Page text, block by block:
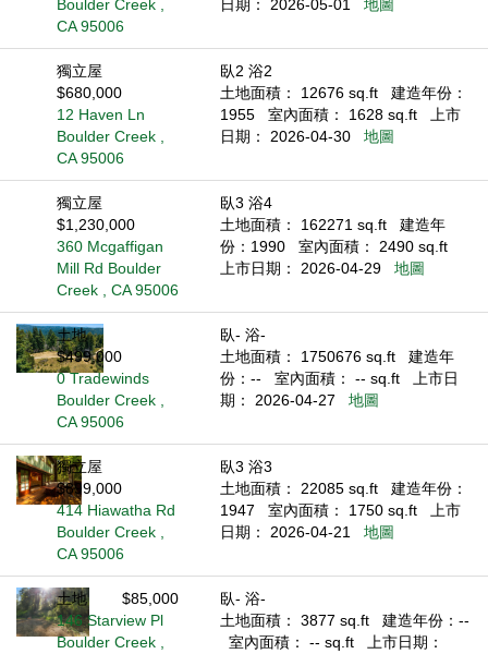
Boulder Creek ,
CA 95006
日期： 2026-05-01
地圖
獨立屋
$680,000
12 Haven Ln
Boulder Creek ,
CA 95006
臥2 浴2
土地面積： 12676 sq.ft
建造年份：
1955
室內面積： 1628 sq.ft
上市
日期： 2026-04-30
地圖
獨立屋
$1,230,000
360 Mcgaffigan
Mill Rd Boulder
Creek , CA 95006
臥3 浴4
土地面積： 162271 sq.ft
建造年
份：1990
室內面積： 2490 sq.ft
上市日期： 2026-04-29
地圖
土地
$499,000
0 Tradewinds
Boulder Creek ,
CA 95006
臥- 浴-
土地面積： 1750676 sq.ft
建造年
份：--
室內面積： -- sq.ft
上市日
期： 2026-04-27
地圖
獨立屋
$899,000
414 Hiawatha Rd
Boulder Creek ,
CA 95006
臥3 浴3
土地面積： 22085 sq.ft
建造年份：
1947
室內面積： 1750 sq.ft
上市
日期： 2026-04-21
地圖
土地
$85,000
146 Starview Pl
Boulder Creek ,
臥- 浴-
土地面積： 3877 sq.ft
建造年份：--
室內面積： -- sq.ft
上市日期：